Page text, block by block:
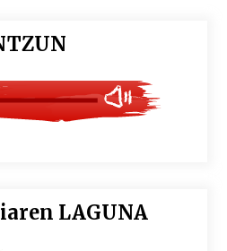
LAGUNA